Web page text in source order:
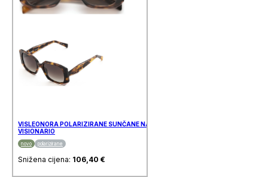
VISLEONORA POLARIZIRANE SUNČANE NAOČALE
VISIONARIO
novo polarizirane
Snižena cijena: 106,40 €